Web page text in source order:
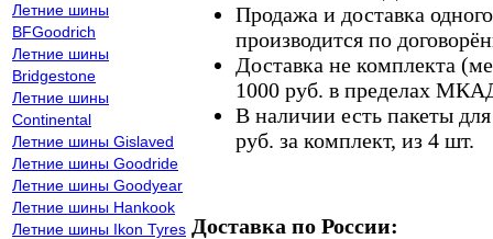
Летние шины
BFGoodrich
Летние шины
Bridgestone
Летние шины
Continental
Летние шины Gislaved
Летние шины Goodride
Летние шины Goodyear
Летние шины Hankook
Летние шины Ikon Tyres
Продажа и доставка
производится по
Доставка не комплекта
1000 руб. в пределах
В наличии есть пакеты
руб. за комплект, из 4 шт.
Доставка по России: